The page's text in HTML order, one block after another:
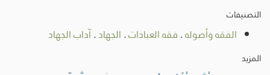
التصنيفات
الفقه وأصوله. فقه العبادات. الجهاد.آداب الجهاد
المزيد